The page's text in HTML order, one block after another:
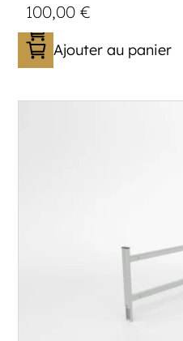
100,00€
Ajouter au panier